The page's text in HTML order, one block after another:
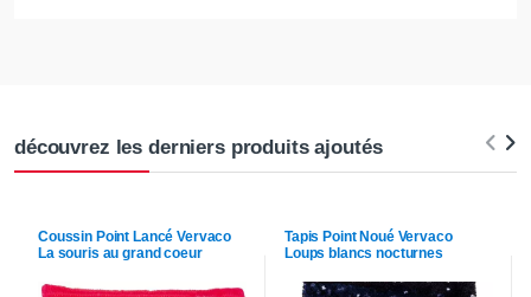
découvrez les derniers produits ajoutés
Coussin Point LancéVervaco
La souris au grand coeur
Tapis Point Noué Vervaco
Loups blancs nocturnes